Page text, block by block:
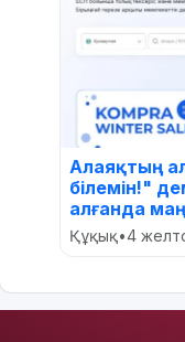
Алаяқтың
білемін!"
алғанда
Құқық•4